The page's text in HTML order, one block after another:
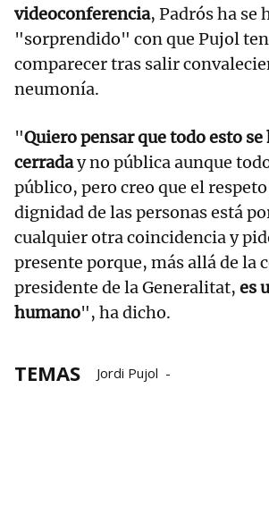
videoconferencia, Padrós ha se
"sorprendido" con que Pujol
comparecer tras salir
neumonía.
"Quiero pensar que todo esto
cerraday no pública aunque
público, pero creo que el
dignidad de las personas está
cualquier otra coincidencia y
presente porque, más allá de la
presidente de la Generalitat, es
humano", ha dicho.
TEMAS
Jordi Pujol